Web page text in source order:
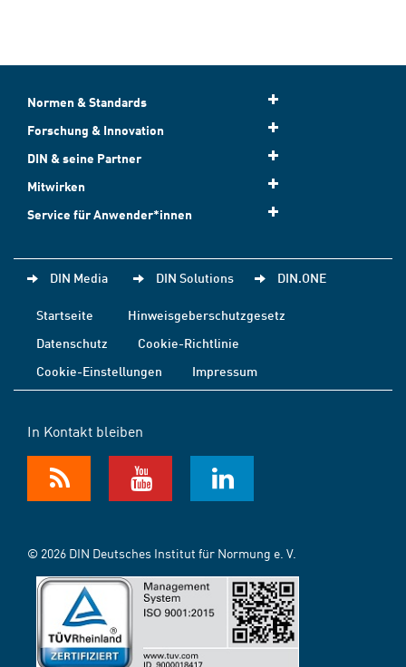
Normen & Standards
Forschung & Innovation
DIN & seine Partner
Mitwirken
Service für Anwender*innen
DIN Media DIN Solutions DIN.ONE
Startseite
Hinweisgeberschutzgesetz
Datenschutz
Cookie-Richtlinie
Cookie-Einstellungen
Impressum
In Kontakt bleiben
© 2026 DIN Deutsches Institut für Normung e. V.